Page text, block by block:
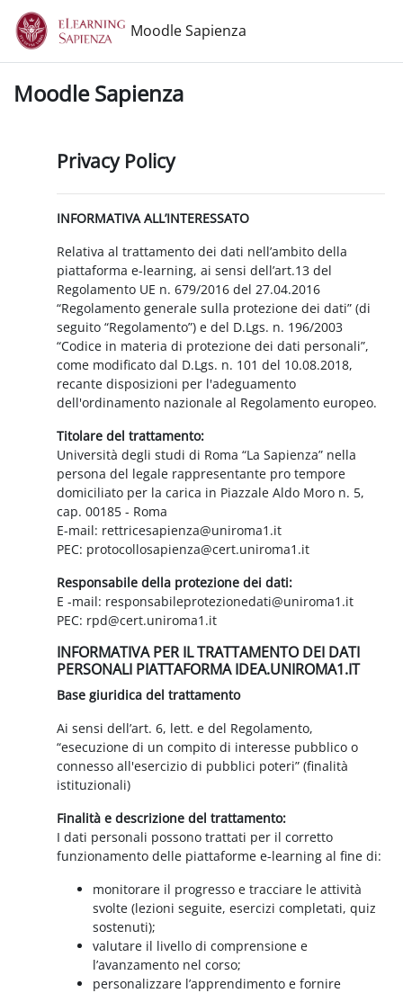
Vai al contenuto principale
Moodle Sapienza
Moodle Sapienza
Privacy Policy
INFORMATIVA ALL’INTERESSATO
Relativa al trattamento dei dati nell’ambito della
piattaforma e-learning, ai sensi dell’art.13 del
Regolamento UE n. 679/2016 del 27.04.2016
“Regolamento generale sulla protezione dei dati” (di
seguito “Regolamento”) e del D.Lgs. n. 196/2003
“Codice in materia di protezione dei dati personali”,
come modificato dal D.Lgs. n. 101 del 10.08.2018,
recante disposizioni per l'adeguamento
dell'ordinamento nazionale al Regolamento europeo.
Titolare del trattamento:
Università degli studi di Roma “La Sapienza” nella
persona del legale rappresentante pro tempore
domiciliato per la carica in Piazzale Aldo Moro n. 5,
cap. 00185 - Roma
E-mail: rettricesapienza@uniroma1.it
PEC: protocollosapienza@cert.uniroma1.it
Responsabile della protezione dei dati:
E -mail: responsabileprotezionedati@uniroma1.it
PEC: rpd@cert.uniroma1.it
INFORMATIVA PER IL TRATTAMENTO DEI DATI
PERSONALI PIATTAFORMA IDEA.UNIROMA1.IT
Base giuridica del trattamento
Ai sensi dell’art. 6, lett. e del Regolamento,
“esecuzione di un compito di interesse pubblico o
connesso all'esercizio di pubblici poteri” (finalità
istituzionali)
Finalità e descrizione del trattamento:
I dati personali possono trattati per il corretto
funzionamento delle piattaforme e-learning al fine di:
monitorare il progresso e tracciare le attività
svolte (lezioni seguite, esercizi completati, quiz
sostenuti);
valutare il livello di comprensione e
l’avanzamento nel corso;
personalizzare l’apprendimento e fornire